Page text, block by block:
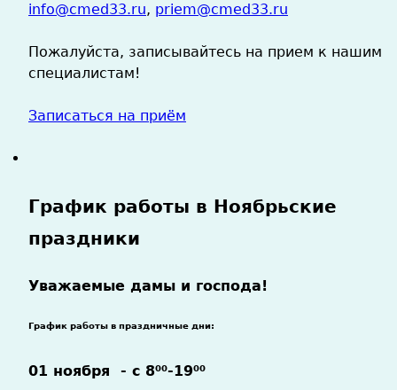
info@cmed33.ru, priem@cmed33.ru
Пожалуйста, записывайтесь на прием к нашим
специалистам!
Записаться на приём
График работы в Ноябрьские
праздники
Уважаемые дамы и господа!
График работы в праздничные дни:
01 ноября - с 800-1900